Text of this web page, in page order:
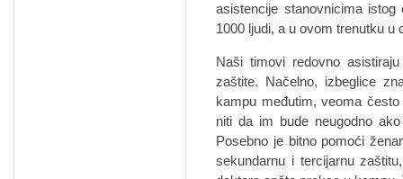
asistencije stanovnicima
1000 ljudi, a u ovom trenutku
Naši timovi redovno
zaštite. Načelno, izbeglice
kampu međutim, veoma
niti da im bude neugodno
Posebno je bitno pomoći
sekundarnu i tercijarnu